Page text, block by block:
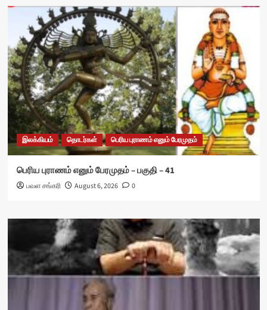
இலக்கியம் தொடர்கள் பெரிய புராணம் எனும் பேரமுதம்
பெரிய புராணம் எனும் பேரமுதம் – பகுதி – 41
பவள சங்கரி August 6, 2026 0